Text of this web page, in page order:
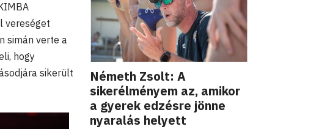
vereséget
simán verte a
hogy
sikerült
Németh Zsolt: A
sikerélményem az, amikor
a gyerek edzésre jönne
nyaralás helyett